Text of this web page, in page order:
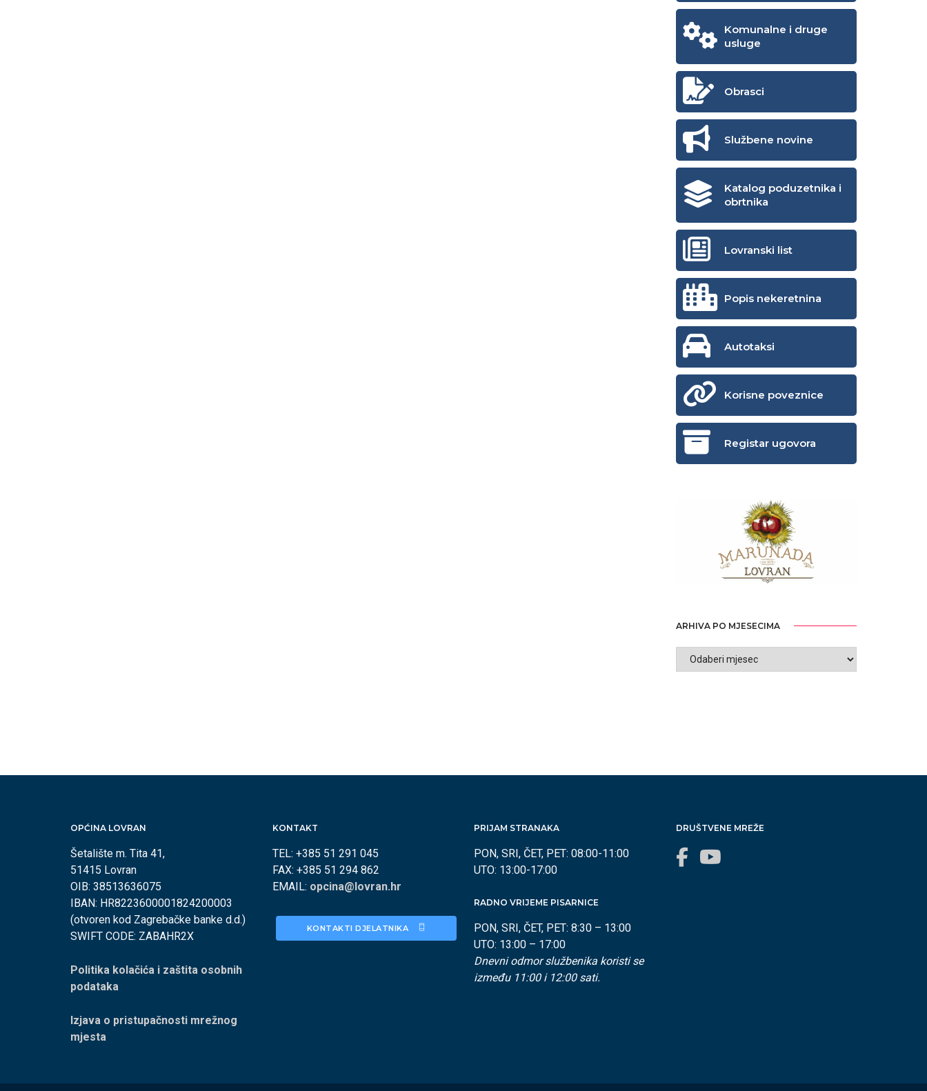
Komunalne i druge
usluge
Obrasci
Službene novine
Katalog poduzetnika i
obrtnika
Lovranski list
Popis nekeretnina
Autotaksi
Korisne poveznice
Registar ugovora
ARHIVA PO MJESECIMA
ARHIVA
PO
OPĆINA LOVRAN
Šetalište m. Tita 41,
51415 Lovran
OIB: 38513636075
IBAN: HR8223600001824200003
(otvoren kod Zagrebačke banke d.d.)
SWIFT CODE: ZABAHR2X
Politika kolačića i zaštita osobnih
podataka
Izjava o pristupačnosti mrežnog
mjesta
KONTAKT
TEL: +385 51 291 045
FAX: +385 51 294 862
EMAIL: opcina@lovran.hr
KONTAKTI DJELATNIKA
PRIJAM STRANAKA
PON, SRI, ČET, PET: 08:00-11:00
UTO: 13:00-17:00
RADNO VRIJEME PISARNICE
PON, SRI, ČET, PET: 8:30 – 13:00
UTO: 13:00 – 17:00
Dnevni odmor službenika koristi se
između 11:00 i 12:00 sati.
DRUŠTVENE MREŽE